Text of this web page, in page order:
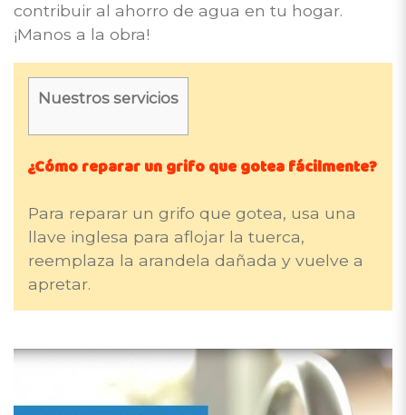
contribuir al ahorro de agua en tu hogar.
¡Manos a la obra!
Nuestros servicios
¿Cómo reparar un grifo que gotea fácilmente?
Para reparar un grifo que gotea, usa una
llave inglesa para aflojar la tuerca,
reemplaza la arandela dañada y vuelve a
apretar.